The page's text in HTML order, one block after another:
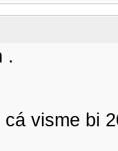
.
visme bi